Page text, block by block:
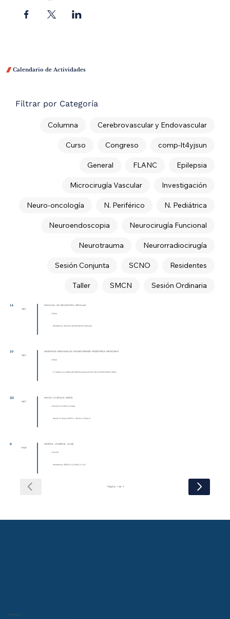
Filtrar por Categoría
Cerebrovascular y Endovascular
Columna
comp-lt4yjsun
Congreso
Curso
Epilepsia
FLANC
General
Investigación
Microcirugía Vascular
N. Pediátrica
N. Periférico
Neuro-oncología
Neurocirugía Funcional
Neuroendoscopia
Neurorradiocirugía
Neurotrauma
Residentes
SCNO
Sesión Conjunta
Sesión Ordinaria
SMCN
Taller
14
ago
Sesiones de Residentes Mensual
Online
Residentes, Sesiones de Residentes Mensual
19
ago
SESIONES MENSUALES NEUROCIRUGÍA PEDIÁTRICA MEXICANA
Online
N. Pediátrica, SESIONES MENSUALES NEUROCIRUGÍA PEDIÁTRICA MEXI...
22
ago
Sesión Ordinaria SMCN
Ubicación no determinada
Sesión Ordinaria SMCN , Sesión Ordinaria
8
sept
SESIÓN JOURNAL CLUB
ONLINE
Residentes, SESIÓN JOURNAL CLUB
Página 1 de 7
 Calendario de Actividades
Contacto: